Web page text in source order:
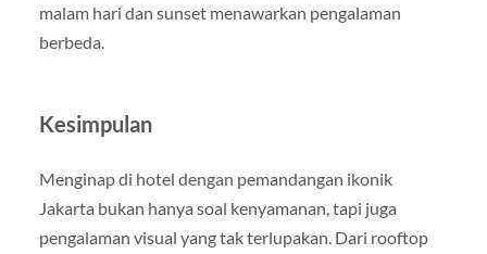
malam hari dan sunset menawarkan pengalaman
berbeda.
Kesimpulan
Menginap di hotel dengan pemandangan ikonik
Jakarta bukan hanya soal kenyamanan, tapi juga
pengalaman visual yang tak terlupakan. Dari rooftop